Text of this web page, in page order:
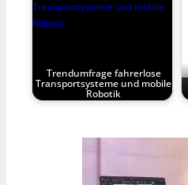
Trendumfrage fahrerlose
Transportsysteme und mobile
Robotik